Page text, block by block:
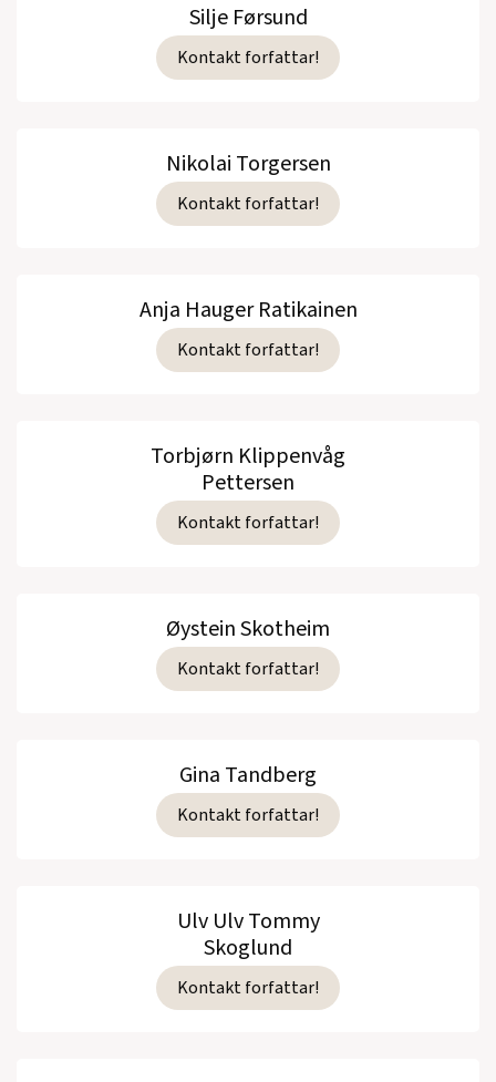
Silje Førsund
Kontakt forfattar!
Nikolai Torgersen
Kontakt forfattar!
Anja Hauger Ratikainen
Kontakt forfattar!
Torbjørn Klippenvåg
Pettersen
Kontakt forfattar!
Øystein Skotheim
Kontakt forfattar!
Gina Tandberg
Kontakt forfattar!
Ulv Ulv Tommy
Skoglund
Kontakt forfattar!